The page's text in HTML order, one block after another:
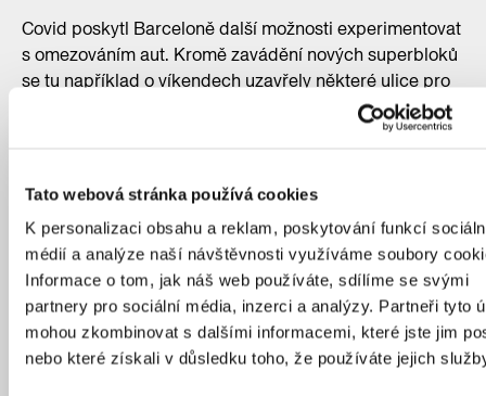
Tato webová stránka používá cookies
K personalizaci obsahu a reklam, poskytování funkcí
médií a analýze naší návštěvnosti využíváme soubory
Informace o tom, jak náš web používáte, sdílíme se svými
partnery pro sociální média, inzerci a analýzy. Partneři tyto
mohou zkombinovat s dalšími informacemi, které jste jim
nebo které získali v důsledku toho, že používáte jejich
Covid poskytl Barceloně další možnosti experimentovat
s omezováním aut. Kromě zavádění nových superbloků
se tu například o víkendech uzavřely některé ulice pro
motoristy, rozšířily se cyklostezky nebo vytvořily nové
pěší zóny. Lockdown zároveň snížil emise oxidu